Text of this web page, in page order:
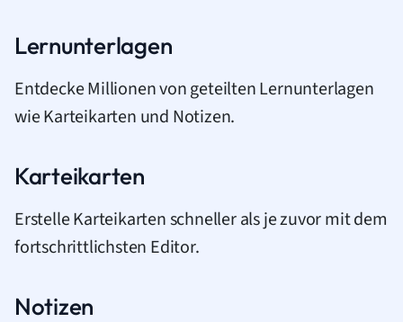
Lernunterlagen
Entdecke Millionen von geteilten Lernunterlagen
wie Karteikarten und Notizen.
Karteikarten
Erstelle Karteikarten schneller als je zuvor mit dem
fortschrittlichsten Editor.
Notizen